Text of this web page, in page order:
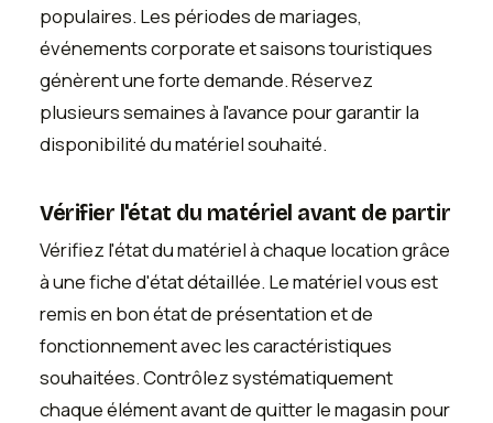
populaires. Les périodes de mariages,
événements corporate et saisons touristiques
génèrent une forte demande. Réservez
plusieurs semaines à l'avance pour garantir la
disponibilité du matériel souhaité.
Vérifier l'état du matériel avant de partir
Vérifiez l'état du matériel à chaque location grâce
à une fiche d'état détaillée. Le matériel vous est
remis en bon état de présentation et de
fonctionnement avec les caractéristiques
souhaitées. Contrôlez systématiquement
chaque élément avant de quitter le magasin pour